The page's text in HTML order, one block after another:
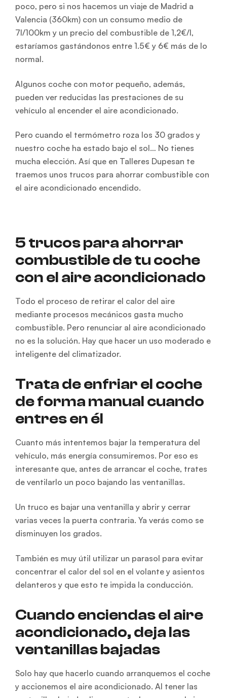
poco, pero si nos hacemos un viaje de Madrid a
Valencia (360km) con un consumo medio de
7l/100km y un precio del combustible de 1,2€/l,
estaríamos gastándonos entre 1.5€ y 6€ más de lo
normal.
Algunos coche con motor pequeño, además,
pueden ver reducidas las prestaciones de su
vehículo al encender el aire acondicionado.
Pero cuando el termómetro roza los 30 grados y
nuestro coche ha estado bajo el sol… No tienes
mucha elección. Así que en Talleres Dupesan te
traemos unos trucos para ahorrar combustible con
el aire acondicionado encendido.
5 trucos para ahorrar
combustible de tu coche
con el aire acondicionado
Todo el proceso de retirar el calor del aire
mediante procesos mecánicos gasta mucho
combustible. Pero renunciar al aire acondicionado
no es la solución. Hay que hacer un uso moderado e
inteligente del climatizador.
Trata de enfriar el coche
de forma manual cuando
entres en él
Cuanto más intentemos bajar la temperatura del
vehículo, más energía consumiremos. Por eso es
interesante que, antes de arrancar el coche, trates
de ventilarlo un poco bajando las ventanillas.
Un truco es bajar una ventanilla y abrir y cerrar
varias veces la puerta contraria. Ya verás como se
disminuyen los grados.
También es muy útil utilizar un parasol para evitar
concentrar el calor del sol en el volante y asientos
delanteros y que esto te impida la conducción.
Cuando enciendas el aire
acondicionado, deja las
ventanillas bajadas
Solo hay que hacerlo cuando arranquemos el coche
y accionemos el aire acondicionado. Al tener las